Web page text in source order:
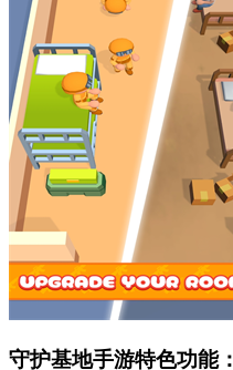
守护基地手游特色功能：